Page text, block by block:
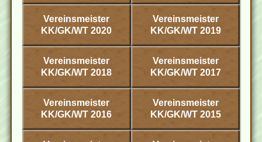
Vereinsmeister
KK/GK/WT 2020
Vereinsmeister
KK/GK/WT 2019
Vereinsmeister
KK/GK/WT 2018
Vereinsmeister
KK/GK/WT 2017
Vereinsmeister
KK/GK/WT 2016
Vereinsmeister
KK/GK/WT 2015